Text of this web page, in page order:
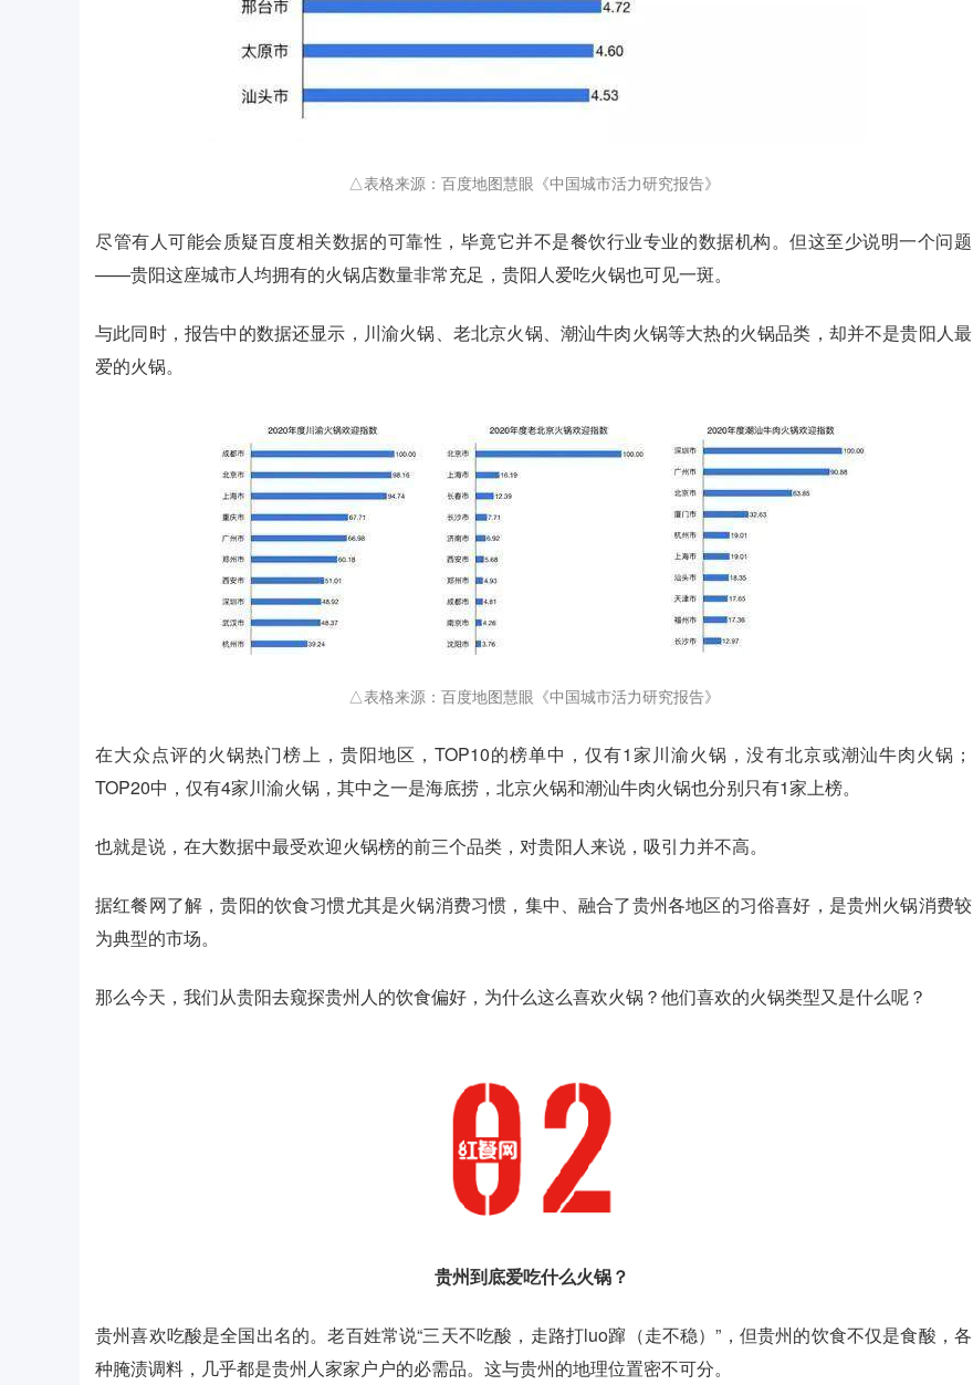
△表格来源：百度地图慧眼《中国城市活力研究报告》
尽管有人可能会质疑百度相关数据的可靠性，毕竟它并不是餐饮行业专业的数据机构。但这至少说明一个问题
——贵阳这座城市人均拥有的火锅店数量非常充足，贵阳人爱吃火锅也可见一斑。
与此同时，报告中的数据还显示，川渝火锅、老北京火锅、潮汕牛肉火锅等大热的火锅品类，却并不是贵阳人最
爱的火锅。
△表格来源：百度地图慧眼《中国城市活力研究报告》
在大众点评的火锅热门榜上，贵阳地区，TOP10的榜单中，仅有1家川渝火锅，没有北京或潮汕牛肉火锅；
TOP20中，仅有4家川渝火锅，其中之一是海底捞，北京火锅和潮汕牛肉火锅也分别只有1家上榜。
也就是说，在大数据中最受欢迎火锅榜的前三个品类，对贵阳人来说，吸引力并不高。
据红餐网了解，贵阳的饮食习惯尤其是火锅消费习惯，集中、融合了贵州各地区的习俗喜好，是贵州火锅消费较
为典型的市场。
那么今天，我们从贵阳去窥探贵州人的饮食偏好，为什么这么喜欢火锅？他们喜欢的火锅类型又是什么呢？
贵州到底爱吃什么火锅？
贵州喜欢吃酸是全国出名的。老百姓常说“三天不吃酸，走路打luo蹿（走不稳）”，但贵州的饮食不仅是食酸，各
种腌渍调料，几乎都是贵州人家家户户的必需品。这与贵州的地理位置密不可分。